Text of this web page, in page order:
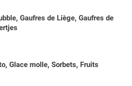
Gaufres de Liège, Gaufres de
Glace molle, Sorbets, Fruits